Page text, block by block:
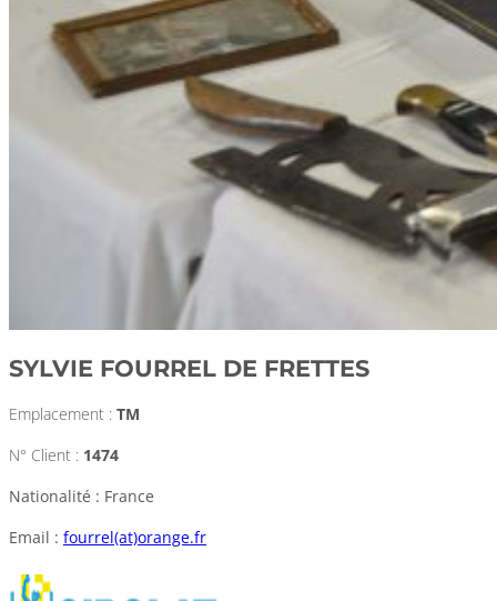
SYLVIE FOURREL DE FRETTES
Emplacement : TM
N° Client : 1474
Nationalité : France
Email : fourrel(at)orange.fr